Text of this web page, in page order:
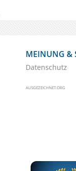
MEINUNG &
Datenschutz
AUSGEZEICHNET.ORG